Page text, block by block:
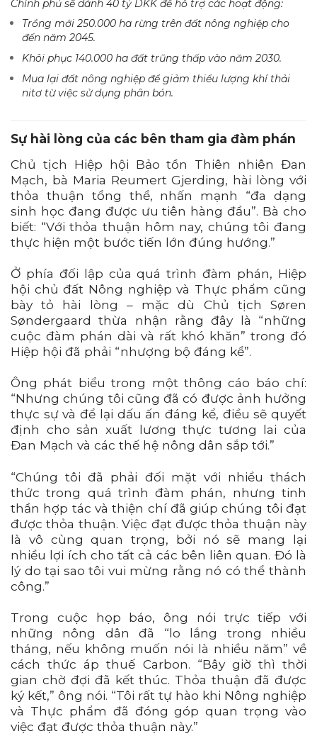
Chính phủ sẽ dành 40 tỷ DKK để hỗ trợ các hoạt động:
Trồng mới 250.000 ha rừng trên đất nông nghiệp cho
đến năm 2045.
Khôi phục 140.000 ha đất trũng thấp vào năm 2030.
Mua lại đất nông nghiệp để giảm thiểu lượng khí thải
nitơ từ việc sử dụng phân bón.
Sự hài lòng của các bên tham gia đàm phán
Chủ tịch Hiệp hội Bảo tồn Thiên nhiên Đan
Mạch, bà Maria Reumert Gjerding, hài lòng với
thỏa thuận tổng thể, nhấn mạnh “đa dạng
sinh học đang được ưu tiên hàng đầu”. Bà cho
biết: “Với thỏa thuận hôm nay, chúng tôi đang
thực hiện một bước tiến lớn đúng hướng.”
Ở phía đối lập của quá trình đàm phán, Hiệp
hội chủ đất Nông nghiệp và Thực phẩm cũng
bày tỏ hài lòng – mặc dù Chủ tịch Søren
Søndergaard thừa nhận rằng đây là “những
cuộc đàm phán dài và rất khó khăn” trong đó
Hiệp hội đã phải “nhượng bộ đáng kể”.
Ông phát biểu trong một thông cáo báo chí:
“Nhưng chúng tôi cũng đã có được ảnh hưởng
thực sự và để lại dấu ấn đáng kể, điều sẽ quyết
định cho sản xuất lương thực tương lai của
Đan Mạch và các thế hệ nông dân sắp tới.”
“Chúng tôi đã phải đối mặt với nhiều thách
thức trong quá trình đàm phán, nhưng tinh
thần hợp tác và thiện chí đã giúp chúng tôi đạt
được thỏa thuận. Việc đạt được thỏa thuận này
là vô cùng quan trọng, bởi nó sẽ mang lại
nhiều lợi ích cho tất cả các bên liên quan. Đó là
lý do tại sao tôi vui mừng rằng nó có thể thành
công.”
Trong cuộc họp báo, ông nói trực tiếp với
những nông dân đã “lo lắng trong nhiều
tháng, nếu không muốn nói là nhiều năm” về
cách thức áp thuế Carbon. “Bây giờ thì thời
gian chờ đợi đã kết thúc. Thỏa thuận đã được
ký kết,” ông nói. “Tôi rất tự hào khi Nông nghiệp
và Thực phẩm đã đóng góp quan trọng vào
việc đạt được thỏa thuận này.”